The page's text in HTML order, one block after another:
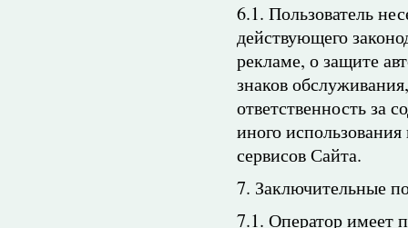
6.1. Пользователь
действующего
рекламе, о защите
знаков
ответственность за
иного
сервисов Сайта.
7. Заключительные
7.1. Оператор имеет